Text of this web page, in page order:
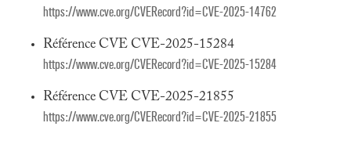
https://www.cve.org/CVERecord?id=CVE-2025-14762
Référence CVE CVE-2025-15284
https://www.cve.org/CVERecord?id=CVE-2025-15284
Référence CVE CVE-2025-21855
https://www.cve.org/CVERecord?id=CVE-2025-21855